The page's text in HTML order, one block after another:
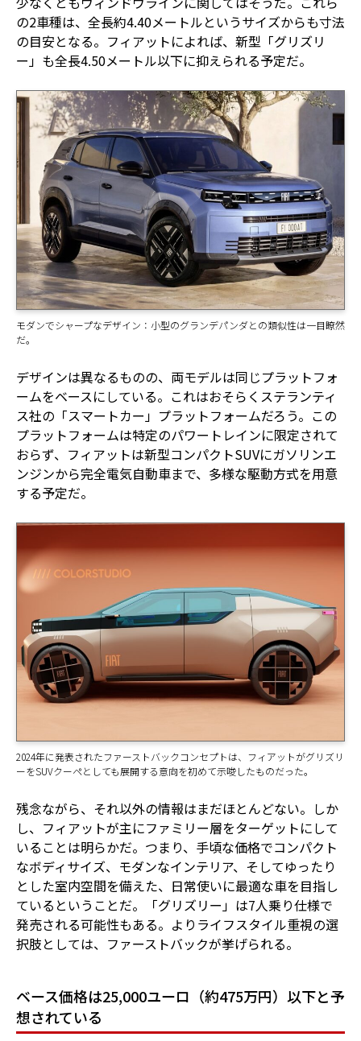
の2車種は、全長約4.40メートルというサイズからも寸法
の目安となる。フィアットによれば、新型「グリズリ
ー」も全長4.50メートル以下に抑えられる予定だ。
モダンでシャープなデザイン：小型のグランデパンダとの類似性は一目瞭然
だ。
デザインは異なるものの、両モデルは同じプラットフォ
ームをベースにしている。これはおそらくステランティ
ス社の「スマートカー」プラットフォームだろう。この
プラットフォームは特定のパワートレインに限定されて
おらず、フィアットは新型コンパクトSUVにガソリンエ
ンジンから完全電気自動車まで、多様な駆動方式を用意
する予定だ。
2024年に発表されたファーストバックコンセプトは、フィアットがグリズリ
ーをSUVクーペとしても展開する意向を初めて示唆したものだった。
残念ながら、それ以外の情報はまだほとんどない。しか
し、フィアットが主にファミリー層をターゲットにして
いることは明らかだ。つまり、手頃な価格でコンパクト
なボディサイズ、モダンなインテリア、そしてゆったり
とした室内空間を備えた、日常使いに最適な車を目指し
ているということだ。「グリズリー」は7人乗り仕様で
発売される可能性もある。よりライフスタイル重視の選
択肢としては、ファーストバックが挙げられる。
ベース価格は25,000ユーロ（約475万円）以下と予
想されている